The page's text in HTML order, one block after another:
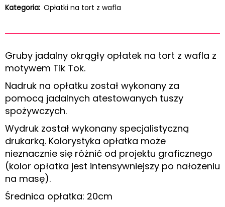
Kategoria: Opłatki na tort z wafla
Gruby jadalny okrągły opłatek na tort z wafla z
motywem Tik Tok.
Nadruk na opłatku został wykonany za
pomocą jadalnych atestowanych tuszy
spożywczych.
Wydruk został wykonany specjalistyczną
drukarką. Kolorystyka opłatka może
nieznacznie się różnić od projektu graficznego
(kolor opłatka jest intensywniejszy po nałożeniu
na masę).
Średnica opłatka: 20cm